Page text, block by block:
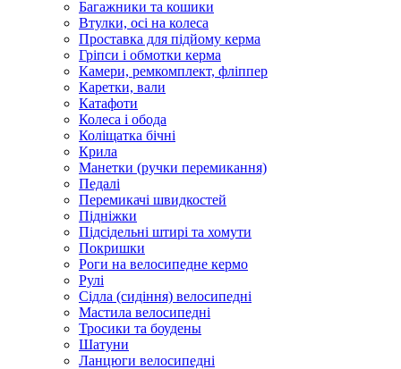
Багажники та кошики
Втулки, осі на колеса
Проставка для підйому керма
Гріпси і обмотки керма
Камери, ремкомплект, фліппер
Каретки, вали
Катафоти
Колеса і обода
Коліщатка бічні
Крила
Манетки (ручки перемикання)
Педалі
Перемикачі швидкостей
Підніжки
Підсідельні штирі та хомути
Покришки
Роги на велосипедне кермо
Рулі
Сідла (сидіння) велосипедні
Мастила велосипедні
Тросики та боудены
Шатуни
Ланцюги велосипедні